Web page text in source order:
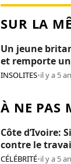
SUR LA
Un jeune
et remporte un
duré 24H
INSOLITES•il y a 5
À NE PAS
Côte d’Ivoire:
contre le
cacaoculture
CÉLÉBRITÉ•il y a 5